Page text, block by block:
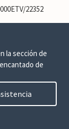
22352
la sección de
de